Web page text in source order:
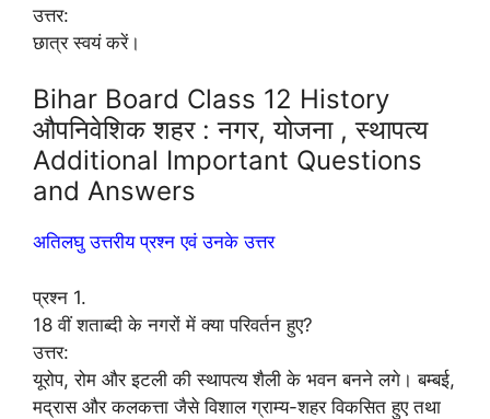
उत्तर:
छात्र स्वयं करें।
Bihar Board Class 12 History
औपनिवेशिक शहर : नगर, योजना , स्थापत्य
Additional Important Questions
and Answers
अतिलघु उत्तरीय प्रश्न एवं उनके उत्तर
प्रश्न 1.
18 वीं शताब्दी के नगरों में क्या परिवर्तन हुए?
उत्तर:
यूरोप, रोम और इटली की स्थापत्य शैली के भवन बनने लगे। बम्बई,
मद्रास और कलकत्ता जैसे विशाल ग्राम्य-शहर विकसित हुए तथा